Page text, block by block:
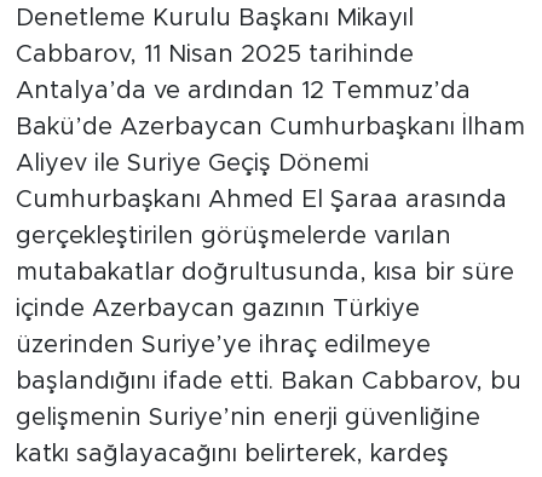
Denetleme Kurulu Başkanı Mikayıl
Cabbarov, 11 Nisan 2025 tarihinde
Antalya’da ve ardından 12 Temmuz’da
Bakü’de Azerbaycan Cumhurbaşkanı İlham
Aliyev ile Suriye Geçiş Dönemi
Cumhurbaşkanı Ahmed El Şaraa arasında
gerçekleştirilen görüşmelerde varılan
mutabakatlar doğrultusunda, kısa bir süre
içinde Azerbaycan gazının Türkiye
üzerinden Suriye’ye ihraç edilmeye
başlandığını ifade etti. Bakan Cabbarov, bu
gelişmenin Suriye’nin enerji güvenliğine
katkı sağlayacağını belirterek, kardeş